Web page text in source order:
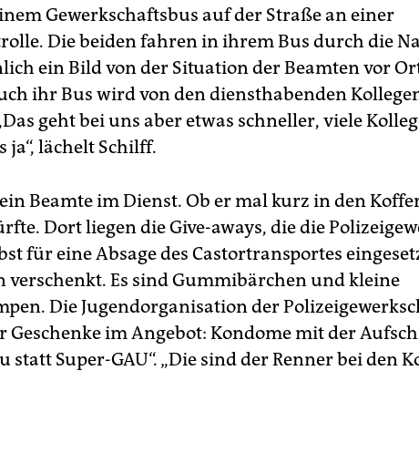
Gewerkschaftsbus auf der Straße an einer
Die beiden fahren in ihrem Bus durch die
ein Bild von der Situation der Beamten vor
ihr Bus wird von den diensthabenden
geht bei uns aber etwas schneller, viele
ja“, lächelt Schilff.
Beamte im Dienst. Ob er mal kurz in den
Dort liegen die Give-aways, die die
für eine Absage des Castortransportes
verschenkt. Es sind Gummibärchen und kleine
Die Jugendorganisation der
Geschenke im Angebot: Kondome mit der
statt Super-GAU“. „Die sind der Renner bei den